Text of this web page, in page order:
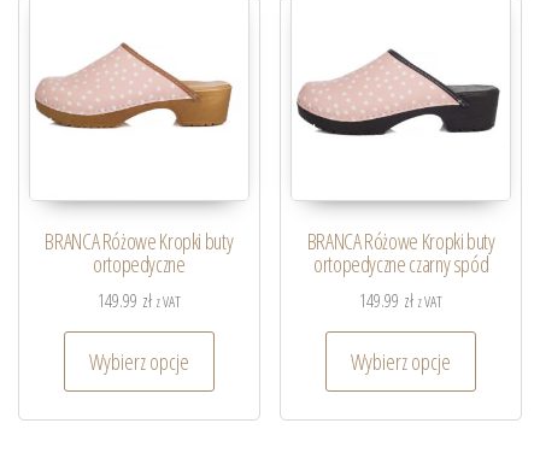
BRANCA Różowe Kropki buty
ortopedyczne
149.99 zł z VAT
Wybierz opcje
BRANCA Różowe Kropki buty
ortopedyczne czarny spód
149.99 zł z VAT
Wybierz opcje